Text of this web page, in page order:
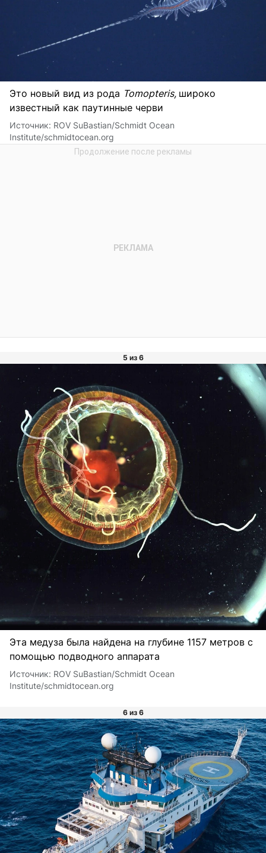
Это новый вид из рода Tomopteris, широко
известный как паутинные черви
Источник: ROV SuBastian/Schmidt Ocean
Institute/schmidtocean.org
5 из 6
Эта медуза была найдена на глубине 1157 метров с
помощью подводного аппарата
Источник: ROV SuBastian/Schmidt Ocean
Institute/schmidtocean.org
6 из 6